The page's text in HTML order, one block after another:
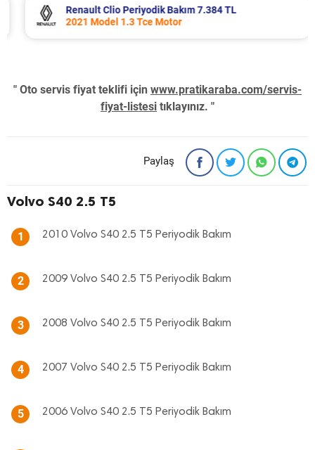
Renault Clio Periyodik Bakım 7.384 TL
2021 Model 1.3 Tce Motor
" Oto servis fiyat teklifi için www.pratikaraba.com/servis-
fiyat-listesi tıklayınız. "
Paylaş
Volvo S40 2.5 T5
1 2010 Volvo S40 2.5 T5 Periyodik Bakım
2 2009 Volvo S40 2.5 T5 Periyodik Bakım
3 2008 Volvo S40 2.5 T5 Periyodik Bakım
4 2007 Volvo S40 2.5 T5 Periyodik Bakım
5 2006 Volvo S40 2.5 T5 Periyodik Bakım